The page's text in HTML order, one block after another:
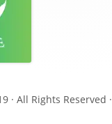
· All Rights Reserved ·